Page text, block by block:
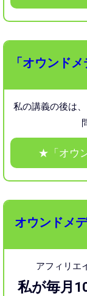
「オウンド
私の講義の後は
★「オウ
オウンドメ
アフィリエ
私が毎月